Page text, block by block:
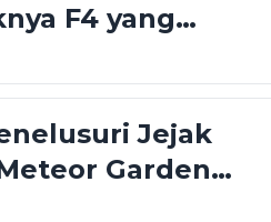
F4 yang
acak Hati Kita
Jejak
Garden